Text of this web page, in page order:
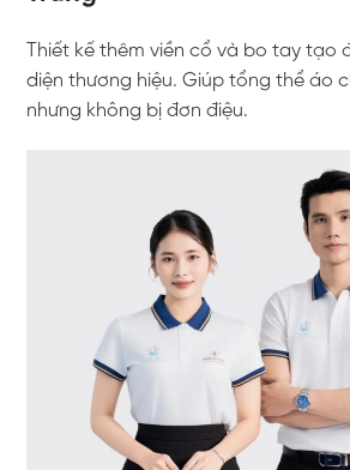
Thiết kế thêm viền cổ và bo tay tạo
diện thương hiệu. Giúp tổng thể áo
nhưng không bị đơn điệu.